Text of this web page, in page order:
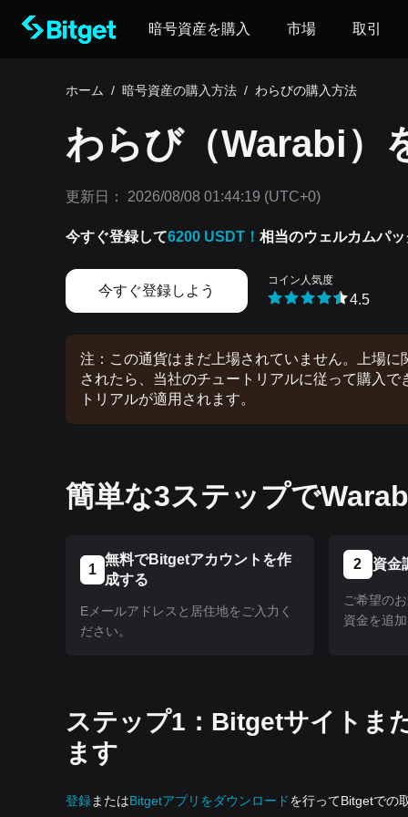
暗号資産を購入 市場 取引
ホーム / 暗号資産の購入方法 / わらびの購入方法
わらび（Warabi）
更新日： 2026/08/08 01:44:19 (UTC+0)
今すぐ登録して6200 USDT！ 相当のウェルカムパ
今すぐ登録しよう
コイン人気度
4.5
注：この通貨はまだ上場されていません。上場
されたら、当社のチュートリアルに従って購入
トリアルが適用されます。
簡単な3ステップで
1
無料でBitgetアカウントを作
成する
Eメールアドレスと居住地をご入力く
ださい。
2 資金
ご希望の
資金を追
ステップ1：Bitgetサイトま
ます
登録またはBitgetアプリをダウンロードを行ってBitgetでの